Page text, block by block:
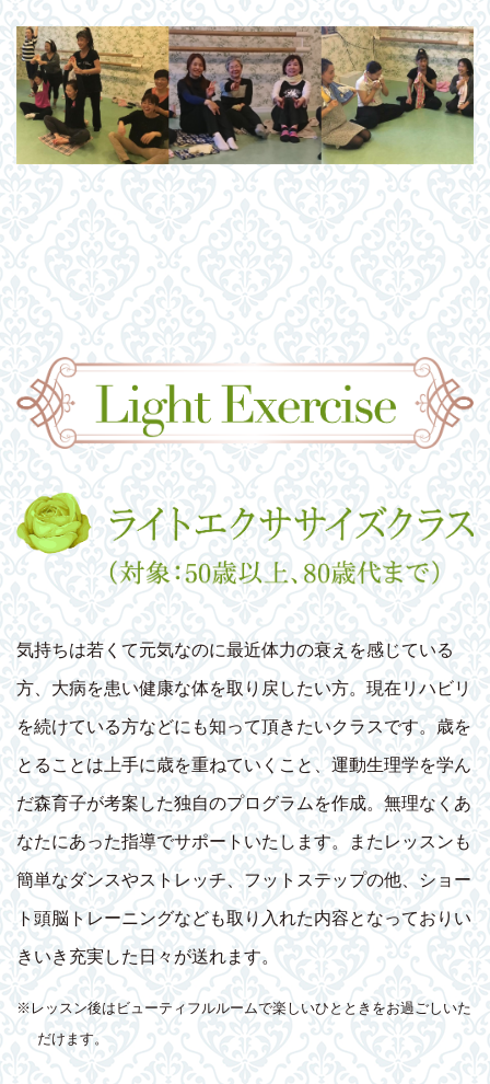
気持ちは若くて元気なのに最近体力の衰えを感じている
方、大病を患い健康な体を取り戻したい方。現在リハビリ
を続けている方などにも知って頂きたいクラスです。歳を
とることは上手に歳を重ねていくこと、運動生理学を学ん
だ森育子が考案した独自のプログラムを作成。無理なくあ
なたにあった指導でサポートいたします。またレッスンも
簡単なダンスやストレッチ、フットステップの他、ショー
ト頭脳トレーニングなども取り入れた内容となっておりい
きいき充実した日々が送れます。
※レッスン後はビューティフルルームで楽しいひとときをお過ごしいた
だけます。